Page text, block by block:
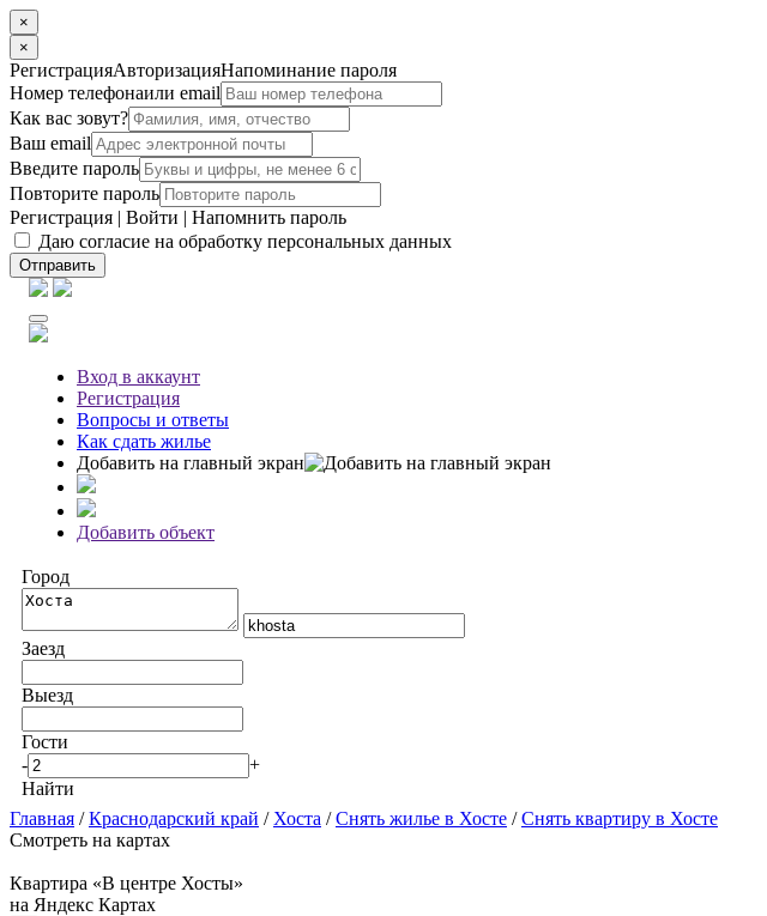
×
×
РегистрацияАвторизацияНапоминание пароля
Номер телефонаили email
Как вас зовут?
Ваш email
Введите пароль
Повторите пароль
Регистрация | Войти | Напомнить пароль
Даю согласие на обработку персональных данных
Отправить
Вход в аккаунт
Регистрация
Вопросы и ответы
Как сдать жилье
Добавить на главный экран
Добавить объект
Город
Заезд
Выезд
Гости
-
+
Найти
Главная /Краснодарский край / Хоста /Снять жилье в Хосте /Снять квартиру в Хосте
Смотреть на картах
Квартира «В центре Хосты»
на Яндекс Картах